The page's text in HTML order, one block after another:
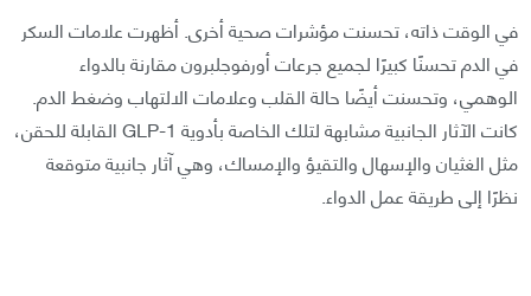
في الوقت ذاته، تحسنت مؤشرات صحية أخرى. أظهرت علامات السكر
في الدم تحسنًا كبيرًا لجميع جرعات أورفوجلبرون مقارنة بالدواء
الوهمي، وتحسنت أيضًا حالة القلب وعلامات الالتهاب وضغط الدم.
كانت الآثار الجانبية مشابهة لتلك الخاصة بأدوية GLP-1 القابلة للحقن،
مثل الغثيان والإسهال والتقيؤ والإمساك، وهي آثار جانبية متوقعة
نظرًا إلى طريقة عمل الدواء.